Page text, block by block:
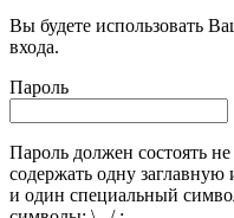
Вы будете использовать
входа.
Пароль
Пароль должен состоять
содержать одну
и один специальный